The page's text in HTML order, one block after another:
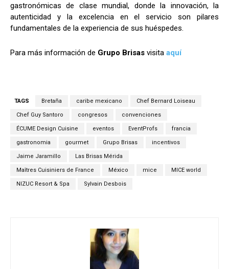
gastronómicas de clase mundial, donde la innovación, la
autenticidad y la excelencia en el servicio son pilares
fundamentales de la experiencia de sus huéspedes.
Para más información de Grupo Brisas visita aquí
TAGS Bretaña caribe mexicano Chef Bernard Loiseau
Chef Guy Santoro congresos convenciones
ÉCUME Design Cuisine eventos EventProfs francia
gastronomia gourmet Grupo Brisas incentivos
Jaime Jaramillo Las Brisas Mérida
Maîtres Cuisiniers de France México mice MICE world
NIZUC Resort & Spa Sylvain Desbois